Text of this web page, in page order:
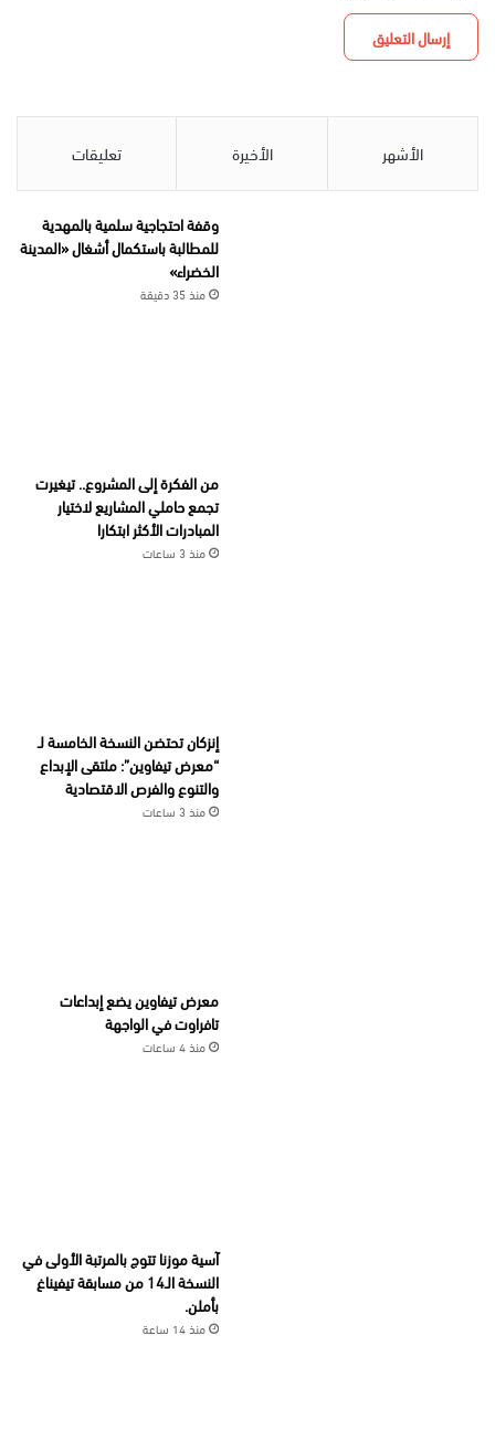
الأشهر الأخيرة تعليقات
وقفة احتجاجية سلمية بالمهدية
للمطالبة باستكمال أشغال «المدينة
الخضراء»
منذ 35 دقيقة
من الفكرة إلى المشروع.. تيغيرت
تجمع حاملي المشاريع لاختيار
المبادرات الأكثر ابتكارا
منذ 3 ساعات
إنزكان تحتضن النسخة الخامسة لـ
“معرض تيفاوين”: ملتقى الإبداع
والتنوع والفرص الاقتصادية
منذ 3 ساعات
معرض تيفاوين يضع إبداعات
تافراوت في الواجهة
منذ 4 ساعات
آسية موزنا تتوج بالمرتبة الأولى في
النسخة الـ14 من مسابقة تيفيناغ
بأملن.
منذ 14 ساعة